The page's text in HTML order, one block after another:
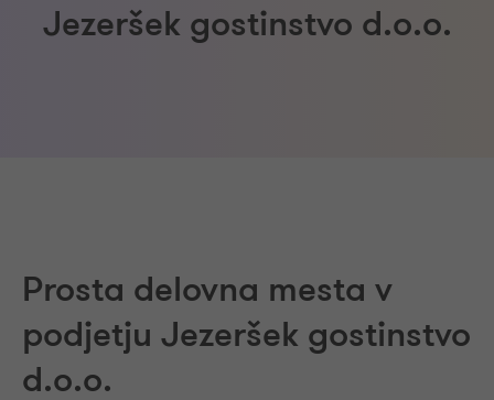
Jezeršek gostinstvo d.o.o.
Prosta delovna mesta v
podjetju Jezeršek gostinstvo
d.o.o.